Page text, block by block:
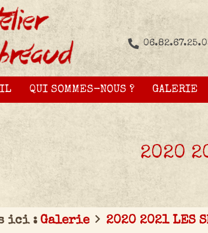
QUI SOMMES-NOUS ? GALERIE
ici : Galerie 2020 2021 LES
2020